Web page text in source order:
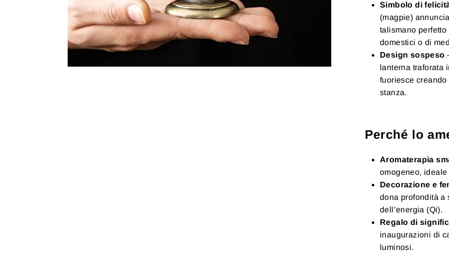
Simbolo di
(magpie)
talismano
domestici o di
Design sospeso
lanterna traforata
fuoriesce
stanza.
Perché lo
Aromaterapia
omogeneo,
Decorazione e
dona profondità a
dell’energia (Qi).
Regalo di
inaugurazioni di
luminosi.